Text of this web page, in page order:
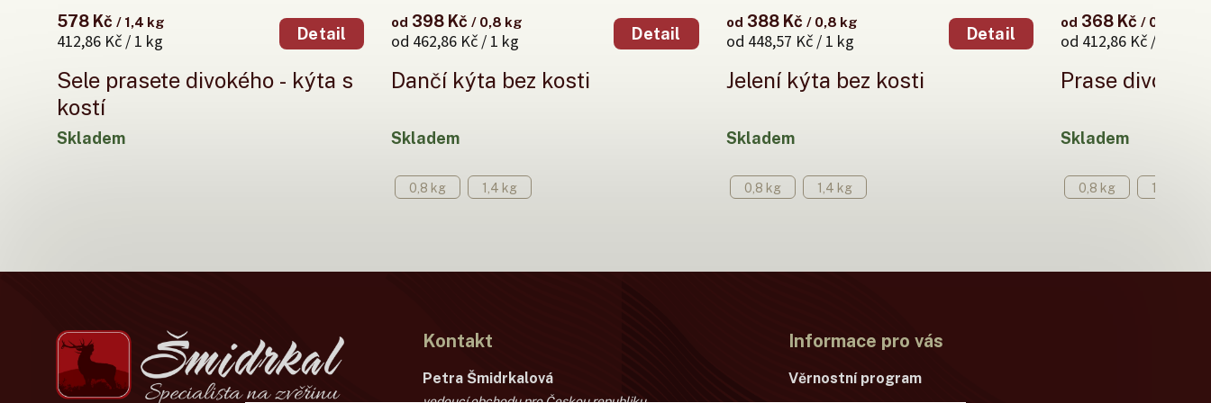
Sele prasete divokého - kýta s
kostí
Skladem
578 Kč / 1,4 kg
412,86 Kč / 1 kg Detail
Dančí kýta bez kosti
0,8 kg 1,4 kg
Skladem
od 398 Kč/ 0,8 kg
od 462,86 Kč / 1 kg Detail
Jelení kýta bez kosti
0,8 kg 1,4 kg
Skladem
od 388 Kč / 0,8 kg
od 448,57 Kč / 1 kg Detail
Prase divoké -
0,8 kg 1,4 kg
Skladem
od 368 Kč / 0,8 kg
od 412,86 Kč / 1 kg
Kontakt
Petra Šmidrkalová
Informace pro vás
Věrnostní program